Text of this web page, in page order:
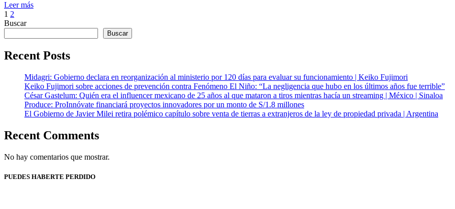
Leer más
Paginación
de
1 2
Buscar
Buscar
Recent Posts
Midagri: Gobierno declara en reorganización al ministerio por 120 días para evaluar su funcionamiento | Keiko Fujimori
Keiko Fujimori sobre acciones de prevención contra Fenómeno El Niño: “La negligencia que hubo en los últimos años fue terrible”
César Gastelum: Quién era el influencer mexicano de 25 años al que mataron a tiros mientras hacía un streaming | México | Sinaloa
Produce: ProInnóvate financiará proyectos innovadores por un monto de S/1.8 millones
El Gobierno de Javier Milei retira polémico capítulo sobre venta de tierras a extranjeros de la ley de propiedad privada | Argentina
Recent Comments
No hay comentarios que mostrar.
PUEDES HABERTE PERDIDO